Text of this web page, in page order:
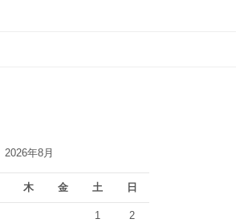
2026年8月
木 金 土 日
1 2